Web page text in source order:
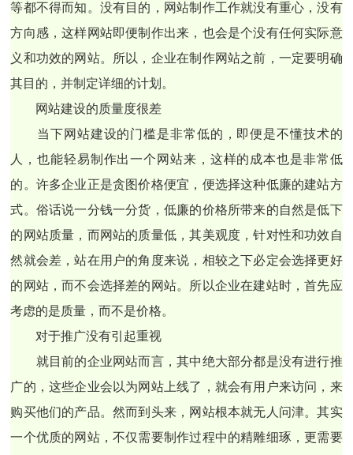
等都不得而知。没有目的，网站制作工作就没有重心，没有
方向感，这样网站即便制作出来，也会是个没有任何实际意
义和功效的网站。所以，企业在制作网站之前，一定要明确
其目的，并制定详细的计划。
网站建设的质量度很差
当下网站建设的门槛是非常低的，即便是不懂技术的
人，也能轻易制作出一个网站来，这样的成本也是非常低
的。许多企业正是贪图价格便宜，便选择这种低廉的建站方
式。俗话说一分钱一分货，低廉的价格所带来的自然是低下
的网站质量，而网站的质量低，其美观度，针对性和功效自
然就会差，站在用户的角度来说，相较之下必定会选择更好
的网站，而不会选择差的网站。所以企业在建站时，首先应
考虑的是质量，而不是价格。
对于推广没有引起重视
就目前的企业网站而言，其中绝大部分都是没有进行推
广的，这些企业会以为网站上线了，就会有用户来访问，来
购买他们的产品。然而到头来，网站根本就无人问津。其实
一个优质的网站，不仅需要制作过程中的精雕细琢，更需要